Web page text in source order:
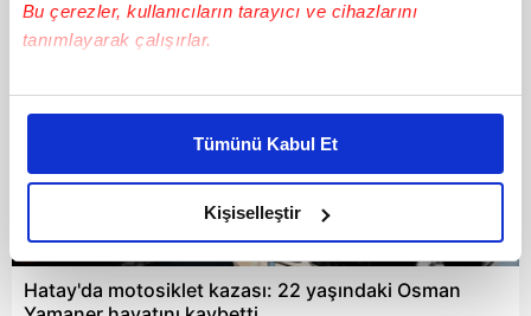
Bu çerezler, kullanıcıların tarayıcı ve cihazlarını
tanımlayarak çalışırlar.
Bu çerezlere izin vermeniz halinde sizlere özel
daha iyi reklam deneyimi yaşatabiliriz. Bunu yaparken
amacımızın size daha iyi bir reklam deneyimi sunmak
olduğunu ve sizlere en iyi içerikleri sunabilmek adına
elimizden gelen çabayı gösterdiğimizi ve bu noktada,
reklamların maliyetlerimizi karşılamak noktasında tek gelir
kalemimiz olduğunu sizlere hatırlatmak isteriz.
Tümünü Kabul Et
Kişiselleştir
01:14
Hatay'da motosiklet kazası: 22 yaşındaki Osman